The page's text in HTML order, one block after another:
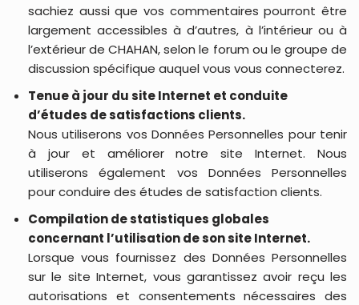
sachiez aussi que vos commentaires pourront être
largement accessibles à d’autres, à l’intérieur ou à
l’extérieur de CHAHAN, selon le forum ou le groupe de
discussion spécifique auquel vous vous connecterez.
Tenue à jour du site Internet et conduite
d’études de satisfactions clients.
Nous utiliserons vos Données Personnelles pour tenir
à jour et améliorer notre site Internet. Nous
utiliserons également vos Données Personnelles
pour conduire des études de satisfaction clients.
Compilation de statistiques globales
concernant l’utilisation de son site Internet.
Lorsque vous fournissez des Données Personnelles
sur le site Internet, vous garantissez avoir reçu les
autorisations et consentements nécessaires des